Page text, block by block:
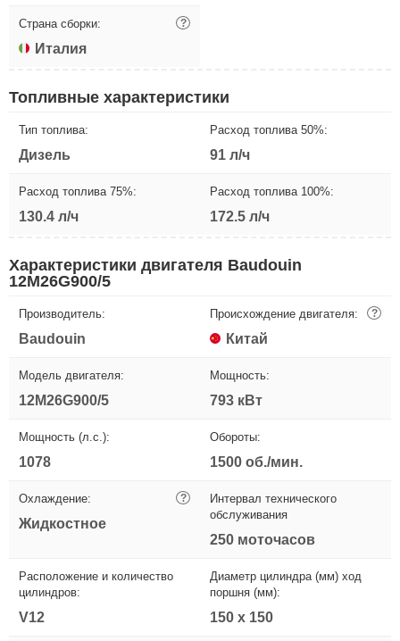
Страна сборки: ?
Италия
Топливные характеристики
Тип топлива:
Дизель
Расход топлива 50%:
91 л/ч
Расход топлива 75%:
130.4 л/ч
Расход топлива 100%:
172.5 л/ч
Характеристики двигателя Baudouin
12M26G900/5
Производитель:
Baudouin
Происхождение двигателя: ?
Китай
Модель двигателя:
12M26G900/5
Мощность:
793 кВт
Мощность (л.с.):
1078
Обороты:
1500 об./мин.
Охлаждение: ?
Жидкостное
Интервал технического
обслуживания
250 моточасов
Расположение и количество
цилиндров:
V12
Диаметр цилиндра (мм) ход
поршня (мм):
150 х 150